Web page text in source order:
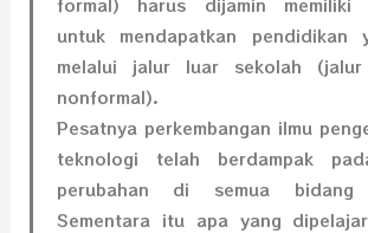
formal) harus dijamin memiliki
untuk mendapatkan pendidikan
melalui jalur luar sekolah (jalur
nonformal).
Pesatnya perkembangan ilmu
teknologi telah berdampak
perubahan di semua bidang
Sementara itu apa yang